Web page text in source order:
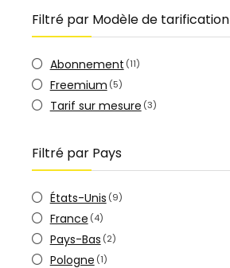
Filtré par Modèle de tarification
Abonnement (11)
Freemium (5)
Tarif sur mesure (3)
Filtré par Pays
États-Unis (9)
France (4)
Pays-Bas (2)
Pologne (1)